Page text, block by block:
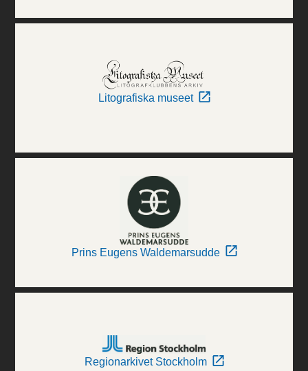
Litografiska museet
Prins Eugens Waldemarsudde
Regionarkivet Stockholm